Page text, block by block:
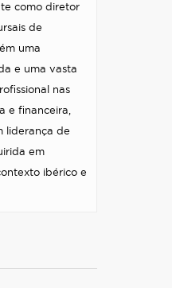
como diretor
de
uma
e uma vasta
nas
e financeira,
liderança de
em
ibérico e